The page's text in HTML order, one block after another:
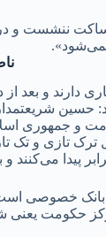
ننشست و
حسین
را تطهیر
افشاگری آنها بعنوان
می‌کنند و
خصوصی
یعنی